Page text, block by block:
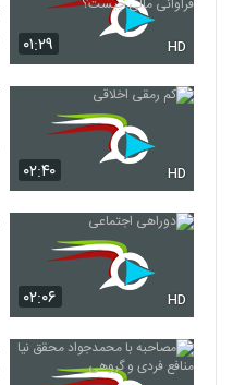
۰۱:۲۹ HD
۰۲:۴۰ HD
۰۲:۰۶ HD